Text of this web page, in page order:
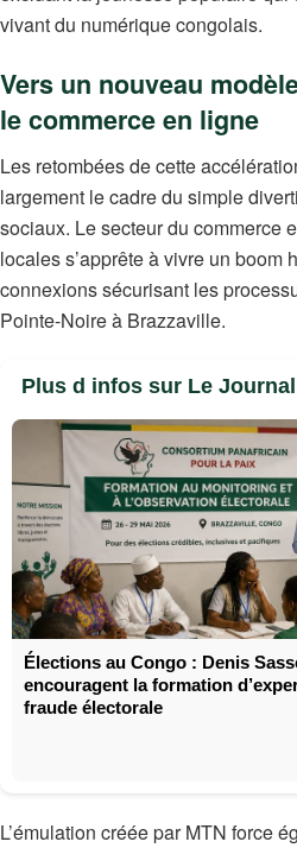
vivant du numérique congolais.
Vers un nouveau
le commerce en ligne
Les retombées de cette
largement le cadre du simple
sociaux. Le secteur du commerce
locales s’apprête à vivre un boom
connexions sécurisant les
Pointe-Noire à Brazzaville.
Plus d infos sur Le
Élections au Congo : Denis
encouragent la formation
fraude électorale
L’émulation créée par MTN force